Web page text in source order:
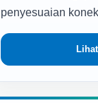
penyesuaian